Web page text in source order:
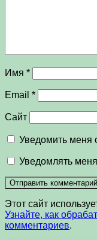
Имя *
Email *
Сайт
Уведомить меня
Уведомлять
Этот сайт
Узнайте, как
комментариев.